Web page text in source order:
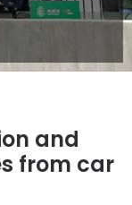
and
from car